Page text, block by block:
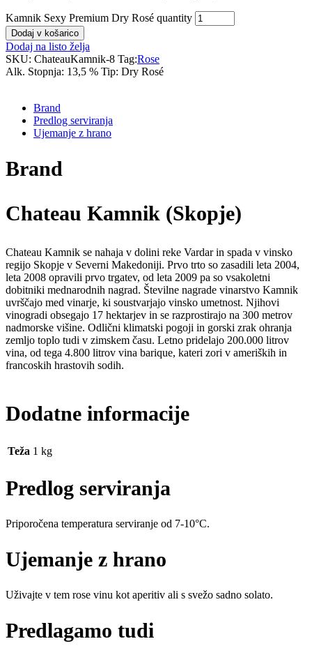
Kamnik Sexy Premium Dry Rosé quantity
Dodaj v košarico
Dodaj na listo želja
SKU: ChateauKamnik-8 Tag:Rose
Alk. Stopnja: 13,5 % Tip: Dry Rosé
Brand
Predlog serviranja
Ujemanje z hrano
Brand
Chateau Kamnik (Skopje)
Chateau Kamnik se nahaja v dolini reke Vardar in spada v vinsko
regijo Skopje v Severni Makedoniji. Prvo trto so zasadili leta 2004,
leta 2008 opravili prvo trgatev, od leta 2009 pa so vsakoletni
dobitniki mednarodnih nagrad. Številne nagrade vinarstvo Kamnik
uvrščajo med vinarje, ki soustvarjajo vinsko umetnost. Njihovi
vinogradi obsegajo 17 hektarjev in se razprostirajo na 300 metrov
nadmorske višine. Odlični klimatski pogoji in gorski zrak ohranja
zemljo toplo tudi v zimskem času. Letno pridelajo 200.000 litrov
vina, od tega 4.800 litrov vina barique, kateri zori v ameriških in
francoskih hrastovih sodih.
Dodatne informacije
Teža 1 kg
Predlog serviranja
Priporočena temperatura serviranje od 7-10°C.
Ujemanje z hrano
Uživajte v tem rose vinu kot aperitiv ali s svežo sadno solato.
Predlagamo tudi